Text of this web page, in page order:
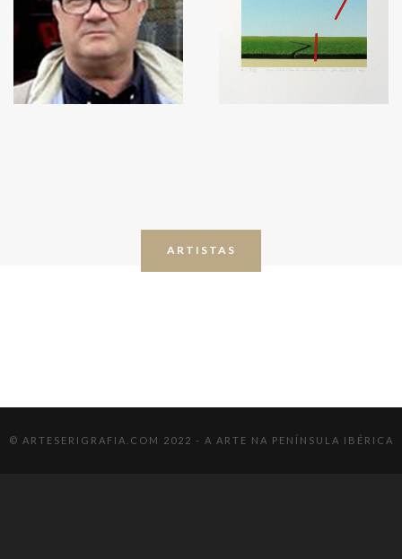
ARTISTAS
© ARTESERIGRAFIA.COM 2022 - A ARTE NA PENÍNSULA IBÉRICA